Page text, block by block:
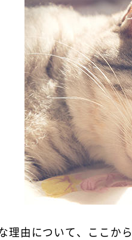
理由について、ここか